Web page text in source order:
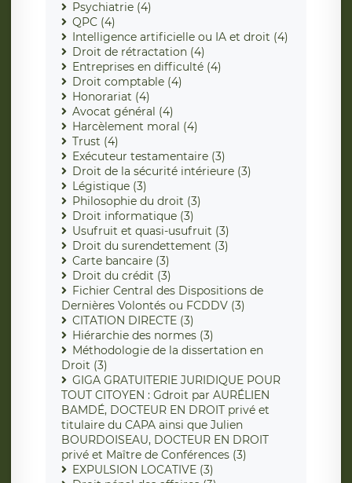
Psychiatrie (4)
QPC (4)
Intelligence artificielle ou IA et droit (4)
Droit de rétractation (4)
Entreprises en difficulté (4)
Droit comptable (4)
Honorariat (4)
Avocat général (4)
Harcèlement moral (4)
Trust (4)
Exécuteur testamentaire (3)
Droit de la sécurité intérieure (3)
Légistique (3)
Philosophie du droit (3)
Droit informatique (3)
Usufruit et quasi-usufruit (3)
Droit du surendettement (3)
Carte bancaire (3)
Droit du crédit (3)
Fichier Central des Dispositions de
Dernières Volontés ou FCDDV (3)
CITATION DIRECTE (3)
Hiérarchie des normes (3)
Méthodologie de la dissertation en
Droit (3)
GIGA GRATUITERIE JURIDIQUE POUR
TOUT CITOYEN : Gdroit par AURÉLIEN
BAMDÉ, DOCTEUR EN DROIT privé et
titulaire du CAPA ainsi que Julien
BOURDOISEAU, DOCTEUR EN DROIT
privé et Maître de Conférences (3)
EXPULSION LOCATIVE (3)